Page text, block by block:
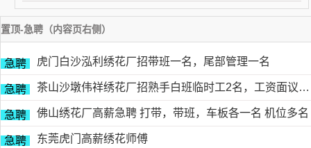
置顶-急聘（内容页右侧）
急聘 虎门白沙泓利绣花厂招带班一名，尾部管理一名
急聘 茶山沙墩伟祥绣花厂招熟手白班临时工2名，工资面议，包吃住有的请电18676754153黎生
急聘 佛山绣花厂高薪急聘 打带，带班，车板各一名 机位多名
急聘 东莞虎门高薪绣花师傅